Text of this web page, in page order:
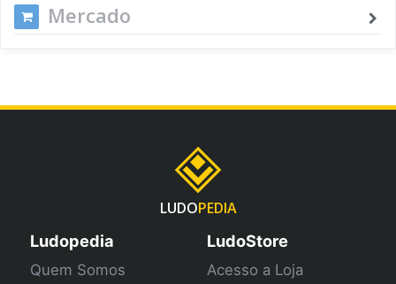
Mercado
LUDOPEDIA
Ludopedia
Quem Somos
LudoStore
Acesso a Loja